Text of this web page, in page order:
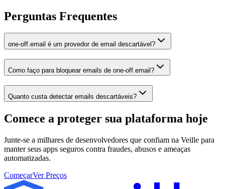
Perguntas Frequentes
one-off.email é um provedor de email descartável?
Como faço para bloquear emails de one-off.email?
Quanto custa detectar emails descartáveis?
Comece a proteger sua plataforma hoje
Junte-se a milhares de desenvolvedores que confiam na Veille para
manter seus apps seguros contra fraudes, abusos e ameaças
automatizadas.
ComeçarVer Preços